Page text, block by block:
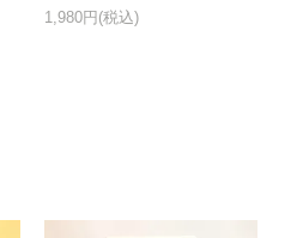
1,980円(税込)